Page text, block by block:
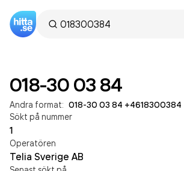
018-30 03 84
Andra format: 018-30 03 84 +4618300384
Sökt på nummer
1
Operatören
Telia Sverige AB